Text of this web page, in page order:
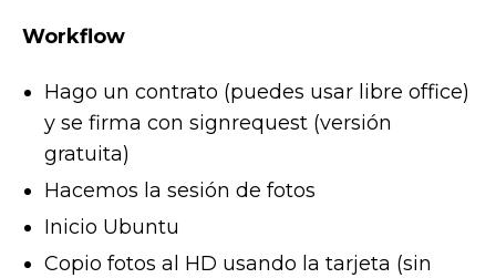
Workflow
Hago un contrato (puedes usar libre office)
y se firma con signrequest (versión
gratuita)
Hacemos la sesión de fotos
Inicio Ubuntu
Copio fotos al HD usando la tarjeta (sin